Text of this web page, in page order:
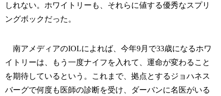
しれない。ホワイトリーも、それらに値する優秀なスプリ
ングボックだった。
南アメディアのIOLによれば、今年9月で33歳になるホワ
イトリーは、もう一度ナイフを入れて、運命が変わること
を期待しているという。これまで、拠点とするジョハネス
バーグで何度も医師の診断を受け、ダーバンに名医がいる